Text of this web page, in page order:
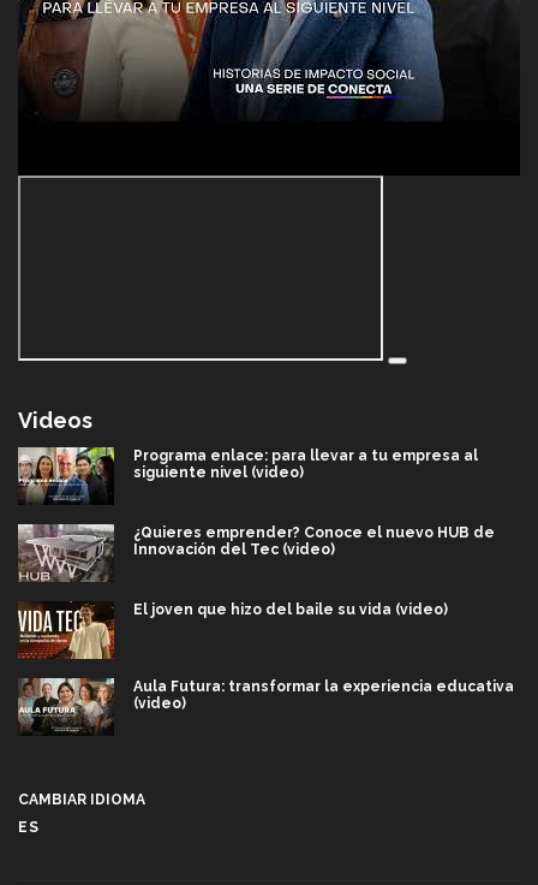
Videos
Programa enlace: para llevar a tu empresa al
siguiente nivel (video)
¿Quieres emprender? Conoce el nuevo HUB de
Innovación del Tec (video)
El joven que hizo del baile su vida (video)
Aula Futura: transformar la experiencia educativa
(video)
CAMBIAR IDIOMA
ES